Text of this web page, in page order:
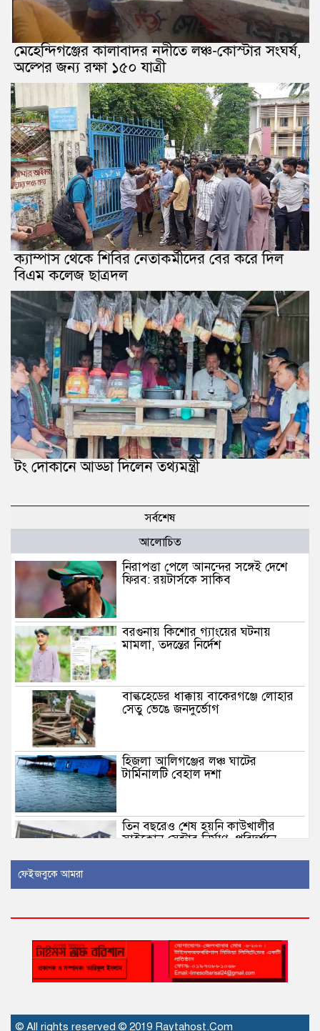
মেহেন্দিগঞ্জের কালাবাদর নদীতে লঞ্চ-কোস্টার সংঘর্ষ,
অল্পের জন্য রক্ষা ১৫০ যাত্রী
ক্যাম্পাস থেকে শিবির নেতাকর্মীদের বের করে দিল
বিএম কলেজ ছাত্রদল
টং দোকানে আড্ডা দিলেন তথ্যমন্ত্রী
সর্বশেষ
আলোচিত
নিরাপত্তা পেলে আনন্দের সঙ্গেই দেশে
ফিরব: রয়টার্সকে সাকিব
বরগুনায় কিশোর গ্যাংয়ের ঘটনায়
মামলা, তদন্তের নির্দেশ
বাল্কহেডের ধাক্কায় বাকেরগঞ্জে লোহার
সেতু ভেঙে জনদুর্ভোগ
হিজলা আলিগঞ্জের লঞ্চ ঘাটের
টার্মিনালটি বেহাল দশা
তিন বছরেও শেষ হয়নি কাউখালীর
সাইক্লোন সেন্টার নির্মাণ, পরিদর্শনে
এলাকাবাসীর
ডেপুটি স্পিকারের স্বাক্ষর জালের
বিরুদ্ধে মামলা
সিলেটের ওসমানীনগরে দুই বাসের
সংঘর্ষে নিহত ৯, আহত ১৩
বিচার বিভাগের প্রধান সংকট মানবিক
ফেইজবুকে আমরা
© All rights reserved © 2019 Raytahost.Com